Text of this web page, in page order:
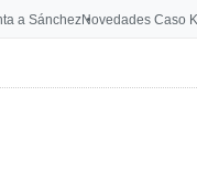
a SánchezNovedades Caso